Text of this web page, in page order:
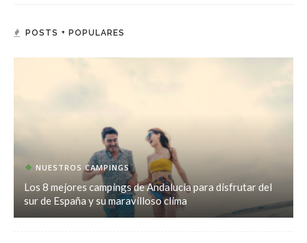
POSTS + POPULARES
NUESTROS CAMPINGS
Los 8 mejores campings de Andalucía para disfrutar del
sur de España y su maravilloso clima